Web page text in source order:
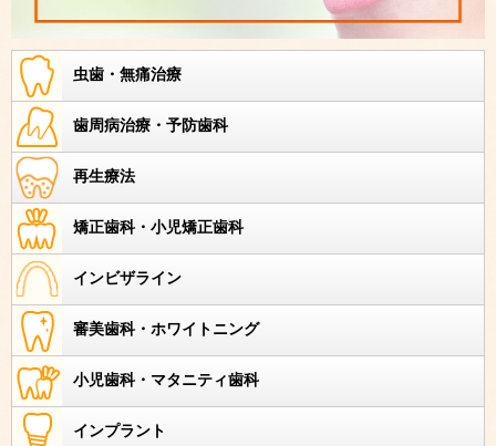
虫歯・無痛治療
歯周病治療・予防歯科
再生療法
矯正歯科・小児矯正歯科
インビザライン
審美歯科・ホワイトニング
小児歯科・マタニティ歯科
インプラント